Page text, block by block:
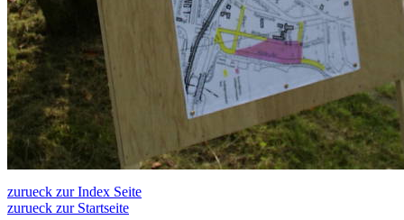
zurueck zur Index Seite
zurueck zur Startseite